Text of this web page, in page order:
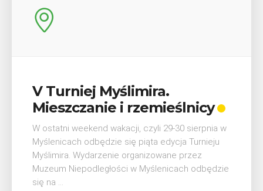
Wykład „Jak zdobyć
odznaki na myślenickich
szlakach?”
W środę 12 sierpnia o godz. 17 w Miejskiej
Bibliotece Publicznej w Myślenicach odbędzie się
wykład Mateusza Murzyna, przewodnika i prezesa
myślenickiego oddziału PTTK Lubomir. ...